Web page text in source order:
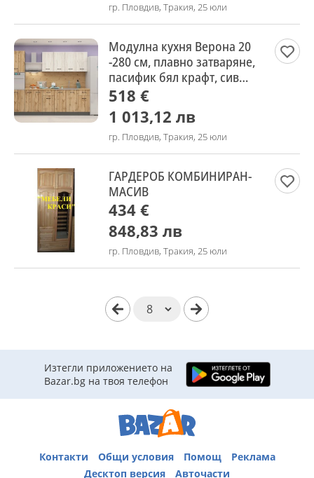
гр. Пловдив, Тракия, 25 юли
Модулна кухня Верона 20
-280 см, плавно затваряне,
пасифик бял крафт, сив
крафт / антрацит
518 €
1 013,12 лв
гр. Пловдив, Тракия, 25 юли
ГАРДЕРОБ КОМБИНИРАН-
МАСИВ
434 €
848,83 лв
гр. Пловдив, Тракия, 25 юли
Изтегли приложението на
Bazar.bg на твоя телефон
Контакти Общи условия Помощ
Реклама
Десктоп версия
Авточасти